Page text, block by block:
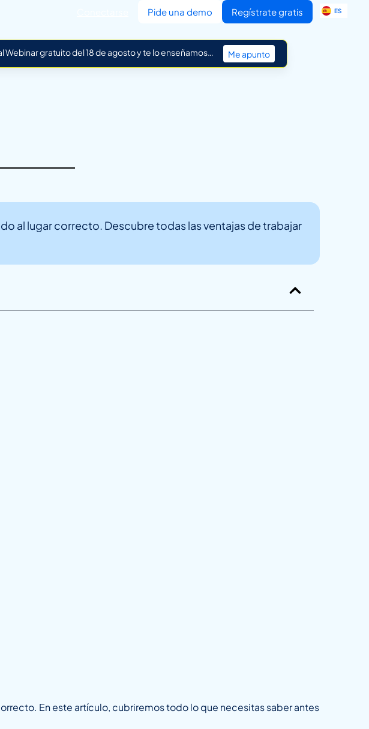
Pide una demo Regístrate gratis ES
IT
Webinar gratuito del 18 de agosto y te lo enseñamos… Me apunto
al lugar correcto. Descubre todas las ventajas de trabajar
En este artículo, cubriremos todo lo que necesitas saber antes